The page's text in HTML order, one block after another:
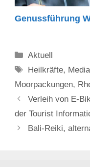
Genussführung
Kategorien
Aktuell
Schlagwörter
Heilkräfte,
Moorpackungen,
Verleih von E-
der Tourist
Bali-Reiki,